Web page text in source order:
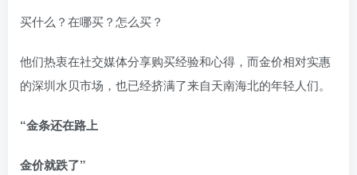
买什么？在哪买？怎么买？
他们热衷在社交媒体分享购买经验和心得，而金价相对实惠
的深圳水贝市场，也已经挤满了来自天南海北的年轻人们。
“金条还在路上
金价就跌了”